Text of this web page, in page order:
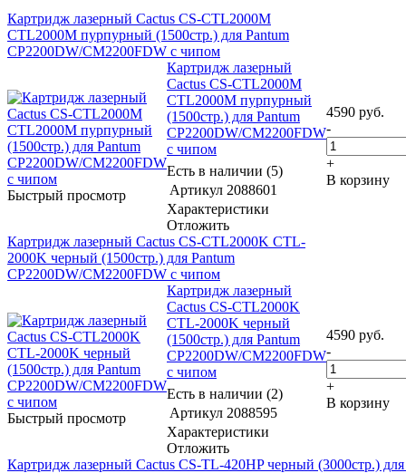
Картридж лазерный Cactus CS-CTL2000M
CTL2000M пурпурный (1500стр.) для Pantum
CP2200DW/CM2200FDW с чипом
Быстрый просмотр
Картридж лазерный
Cactus CS-CTL2000M
CTL2000M пурпурный
(1500стр.) для Pantum
CP2200DW/CM2200FDW
с чипом
Есть в наличии (5)
Артикул 2088601
Характеристики
Отложить
4590 руб.
-
+
В корзину
Картридж лазерный Cactus CS-CTL2000K CTL-
2000K черный (1500стр.) для Pantum
CP2200DW/CM2200FDW с чипом
Быстрый просмотр
Картридж лазерный
Cactus CS-CTL2000K
CTL-2000K черный
(1500стр.) для Pantum
CP2200DW/CM2200FDW
с чипом
Есть в наличии (2)
Артикул 2088595
Характеристики
Отложить
4590 руб.
-
+
В корзину
Картридж лазерный Cactus CS-TL-420HP черный (3000стр.)